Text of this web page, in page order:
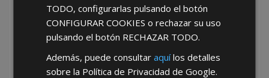
*Abstenerse particulares, sólo venta a tiendas y empresas minoristas y
mayoristas.
TODO, configurarlas pulsando el botón
CONFIGURAR COOKIES o rechazar su uso
pulsando el botón RECHAZAR TODO.
Además, puede consultaraquílos detalles
sobre la Política de Privacidad de Google.